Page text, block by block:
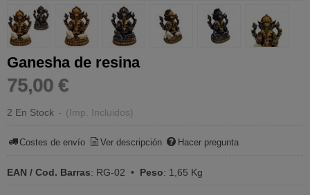
Ganesha de resina
75,00 €
2 En Stock - (Imp. Incluidos)
Costes de envío Ver descripción Hacer pregunta
EAN / Cod. Barras: RG-02 • Peso: 1,65 Kg